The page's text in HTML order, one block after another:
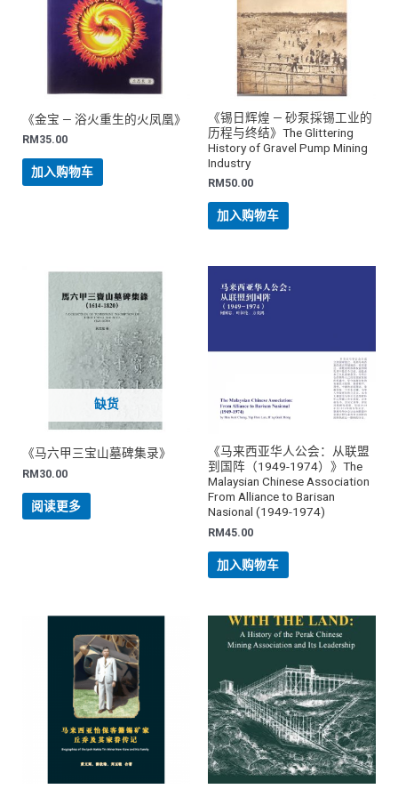
《金宝 — 浴火重生的火凤凰》
RM 35.00
加入购物车
《锡日辉煌 — 砂泵採锡工业的
历程与终结》The Glittering
History of Gravel Pump Mining
Industry
RM 50.00
加入购物车
缺货
《马六甲三宝山墓碑集录》
RM30.00
阅读更多
《马来西亚华人公会：从联盟
到国阵（1949-1974）》The
Malaysian Chinese Association
From Alliance to Barisan
Nasional (1949-1974)
RM45.00
加入购物车